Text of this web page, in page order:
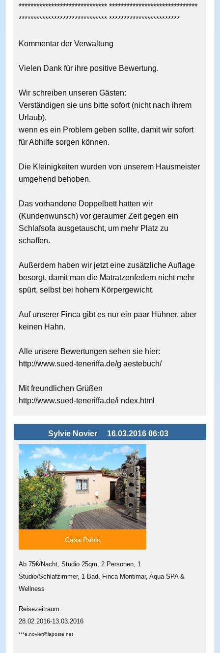
****************************** ******************************
****************************** ************************
Kommentar der Verwaltung
Vielen Dank für ihre positive Bewertung.
Wir schreiben unseren Gästen:
Verständigen sie uns bitte sofort (nicht nach ihrem
Urlaub),
wenn es ein Problem geben sollte, damit wir sofort
für Abhilfe sorgen können.
Die Kleinigkeiten wurden von unserem Hausmeister
umgehend behoben.
Das vorhandene Doppelbett hatten wir
(Kundenwunsch) vor geraumer Zeit gegen ein
Schlafsofa ausgetauscht, um mehr Platz zu
schaffen.
Außerdem haben wir jetzt eine zusätzliche Auflage
besorgt, damit man die Matratzenfedern nicht mehr
spürt, selbst bei hohem Körpergewicht.
Auf unserer Finca gibt es nur ein paar Hühner, aber
keinen Hahn.
Alle unsere Bewertungen sehen sie hier:
http://www.sued-teneriffa.de/g aestebuch/
Mit freundlichen Grüßen
http://www.sued-teneriffa.de/i ndex.html
Sylvie Novier 16.03.2016 06:03
Casa Pablo
Ab 75€/Nacht, Studio 25qm, 2 Personen, 1
Studio/Schlafzimmer, 1 Bad, Finca Montimar, Aqua SPA &
Wellness
Reisezeitraum:
28.02.2016-13.03.2016
***e.novier@laposte.net